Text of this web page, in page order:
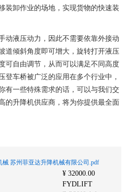
装卸作业的场地，实现货物的快速装
动液压动力，因此不需要依靠外接动
道倾斜角度即可增大，旋转打开液压
可自由调节，从而可以满足不同高度
登车桥被广泛的应用在多个行业中，
有一些特殊需求的话，可以与我们交
的升降机供应商，将为你提供最全面
苏州菲亚达升降机械有限公司.pdf
¥ 32000.00
FYDLIFT